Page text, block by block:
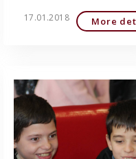
17.01.2018 More